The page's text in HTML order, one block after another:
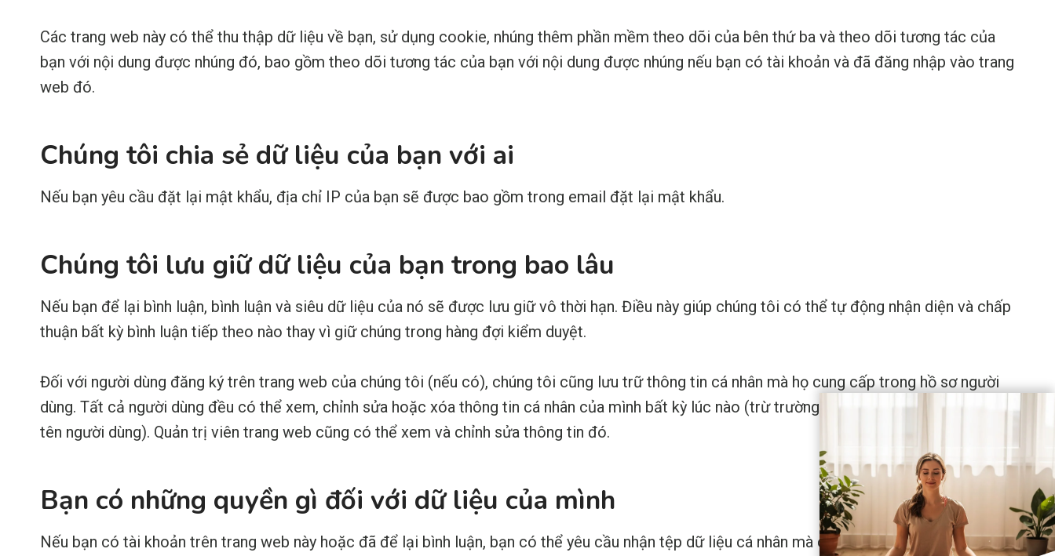
Các trang web này có thể thu thập dữ liệu về bạn, sử dụng cookie, nhúng thêm phần mềm theo dõi của bên thứ ba và theo dõi tương tác của
bạn với nội dung được nhúng đó, bao gồm theo dõi tương tác của bạn với nội dung được nhúng nếu bạn có tài khoản và đã đăng nhập vào trang
web đó.
Chúng tôi chia sẻ dữ liệu của bạn với ai
Nếu bạn yêu cầu đặt lại mật khẩu, địa chỉ IP của bạn sẽ được bao gồm trong email đặt lại mật khẩu.
Chúng tôi lưu giữ dữ liệu của bạn trong bao lâu
Nếu bạn để lại bình luận, bình luận và siêu dữ liệu của nó sẽ được lưu giữ vô thời hạn. Điều này giúp chúng tôi có thể tự động nhận diện và chấp
thuận bất kỳ bình luận tiếp theo nào thay vì giữ chúng trong hàng đợi kiểm duyệt.
Đối với người dùng đăng ký trên trang web của chúng tôi (nếu có), chúng tôi cũng lưu trữ thông tin cá nhân mà họ cung cấp trong hồ sơ người
dùng. Tất cả người dùng đều có thể xem, chỉnh sửa hoặc xóa thông tin cá nhân của mình bất kỳ lúc nào (trừ trường hợp họ không thể thay đổi
tên người dùng). Quản trị viên trang web cũng có thể xem và chỉnh sửa thông tin đó.
Bạn có những quyền gì đối với dữ liệu của mình
Nếu bạn có tài khoản trên trang web này hoặc đã để lại bình luận, bạn có thể yêu cầu nhận tệp dữ liệu cá nhân mà chúng tôi lưu giữ về bạn, bao